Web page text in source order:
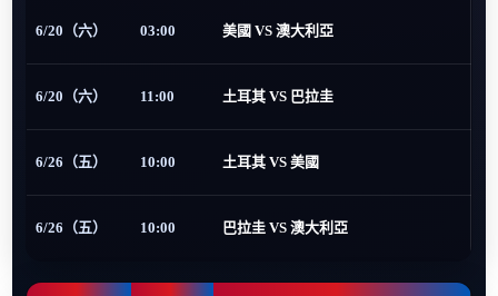
6/20（六） 03:00 美國 VS 澳大利亞
6/20（六） 11:00 土耳其 VS 巴拉圭
6/26（五） 10:00 土耳其 VS 美國
6/26（五） 10:00 巴拉圭 VS 澳大利亞